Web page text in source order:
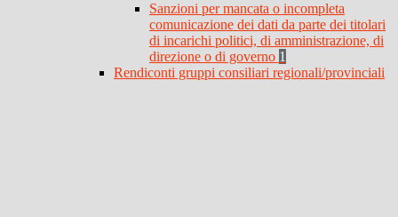
Sanzioni per mancata o incompleta
comunicazione dei dati da parte dei titolari
di incarichi politici, di amministrazione, di
direzione o di governo 1
Rendiconti gruppi consiliari regionali/provinciali